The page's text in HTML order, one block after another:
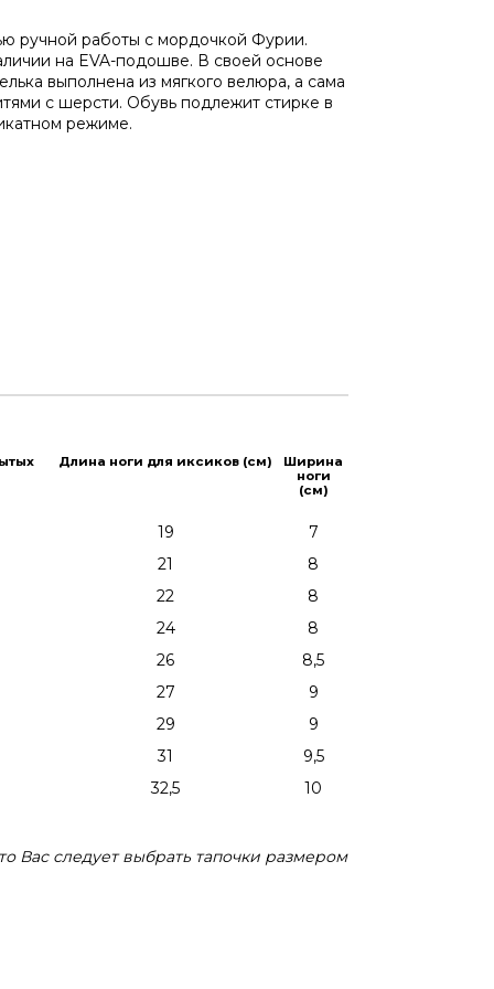
ручной работы с мордочкой Фурии.
на EVA-подошве. В своей основе
выполнена из мягкого велюра, а сама
с шерсти. Обувь подлежит стирке в
режиме.
Длина ноги для иксиков (см)
Ширина
ноги
(см)
19
7
21
8
22
8
24
8
26
8,5
27
9
29
9
31
9,5
32,5 10
Вас следует выбрать тапочки размером